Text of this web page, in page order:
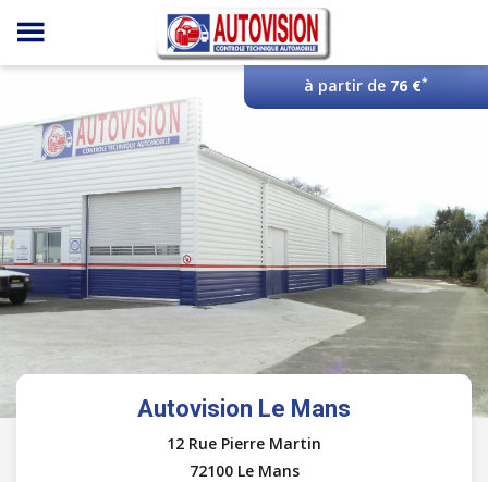
Panneau de gestion des cookies
à partir de 76 €*
Autovision Le Mans
12 Rue Pierre Martin
72100 Le Mans